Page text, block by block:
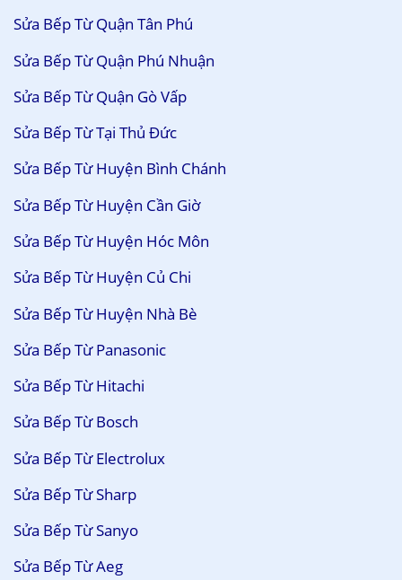
Sửa Bếp Từ Quận Tân Phú
Sửa Bếp Từ Quận Phú Nhuận
Sửa Bếp Từ Quận Gò Vấp
Sửa Bếp Từ Tại Thủ Đức
Sửa Bếp Từ Huyện Bình Chánh
Sửa Bếp Từ Huyện Cần Giờ
Sửa Bếp Từ Huyện Hóc Môn
Sửa Bếp Từ Huyện Củ Chi
Sửa Bếp Từ Huyện Nhà Bè
Sửa Bếp Từ Panasonic
Sửa Bếp Từ Hitachi
Sửa Bếp Từ Bosch
Sửa Bếp Từ Electrolux
Sửa Bếp Từ Sharp
Sửa Bếp Từ Sanyo
Sửa Bếp Từ Aeg